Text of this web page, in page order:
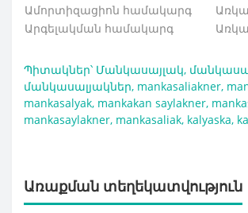
Ամորտիզացիոն համակարգ
Արգելակման համակարգ
Պիտակներ՝ Մանկասայլակ,
մանկասալյակներ, mankasaliakner,
mankasalyak, mankakan saylakner,
mankasaylakner, mankasaliak, kalyaska,
Առաքման տեղեկատվություն